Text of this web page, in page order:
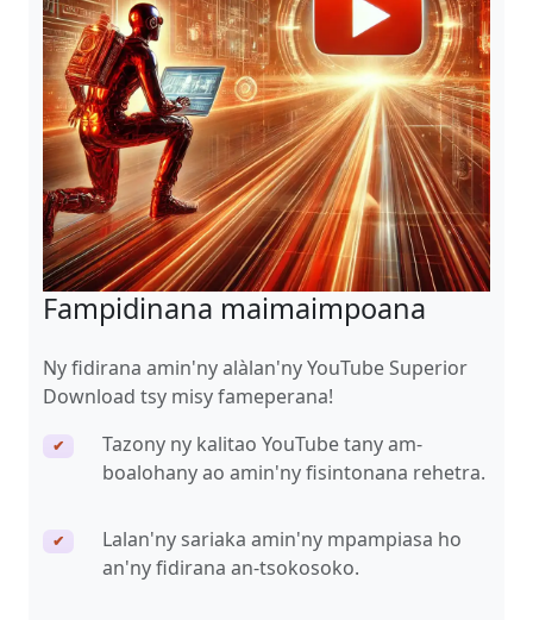
Fampidinana maimaimpoana
Ny fidirana amin'ny alàlan'ny YouTube Superior
Download tsy misy fameperana!
✔
Tazony ny kalitao YouTube tany am-
boalohany ao amin'ny fisintonana rehetra.
✔
Lalan'ny sariaka amin'ny mpampiasa ho
an'ny fidirana an-tsokosoko.